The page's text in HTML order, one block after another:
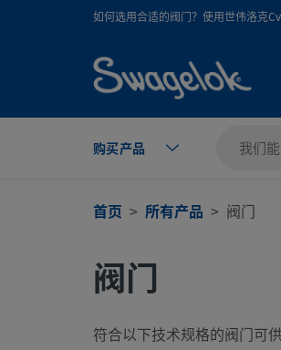
text.skipToContent
text.skipToNavigation如何选用合适的阀门？使用世伟洛克
购买产品
首页 所有产品 阀门
阀门
符合以下技术规格的阀门可供